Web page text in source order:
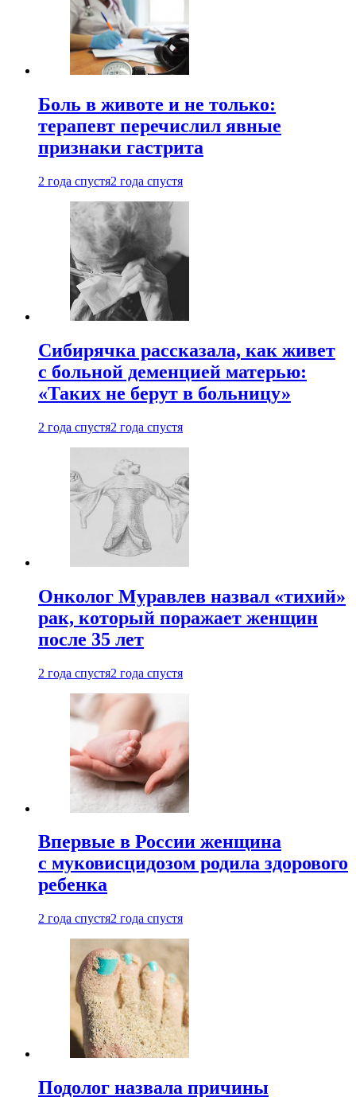
Боль в животе и не только:
терапевт перечислил явные
признаки гастрита
2 года спустя2 года спустя
Сибирячка рассказала, как живет
с больной деменцией матерью:
«Таких не берут в больницу»
2 года спустя2 года спустя
Онколог Муравлев назвал «тихий»
рак, который поражает женщин
после 35 лет
2 года спустя2 года спустя
Впервые в России женщина
с муковисцидозом родила здорового
ребенка
2 года спустя2 года спустя
Подолог назвала причины